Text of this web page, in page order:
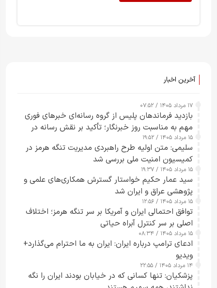
آخرین اخبار
۱۷ مرداد ۱۴۰۵ / ۰۷:۵۲
بازدید فرماندهان پلیس از گروه رسانه‌ای خبرهای فوری
مهم به مناسبت روز خبرنگار؛ تأکید بر نقش رسانه در
تقویت امنیت و اعتماد عمومی
۱۵ مرداد ۱۴۰۵ / ۱۹:۵۲
سلیمی: متن اولیه طرح راهبردی مدیریت تنگه هرمز در
کمیسیون امنیت ملی بررسی شد
۱۵ مرداد ۱۴۰۵ / ۱۹:۳۷
سید عمار حکیم خواستار گسترش همکاری‌های علمی و
پژوهشی عراق و ایران شد
۱۵ مرداد ۱۴۰۵ / ۱۲:۵۶
توافق احتمالی ایران و آمریکا بر سر تنگه هرمز؛ اختلاف
اصلی بر سر کنترل آبراه حیاتی
۱۵ مرداد ۱۴۰۵ / ۰۸:۳۴
ادعای ترامپ درباره ایران: ایران به ما احترام می‌گذارد+
ویدیو
۱۴ مرداد ۱۴۰۵ / ۲۲:۵۵
پزشکیان: تنها کسانی که در خیابان بودند ایران را نگه